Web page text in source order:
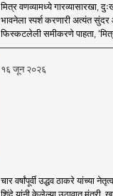
मित्र वणव्यामध्ये गारव्यासारखा,
भावनेला स्पर्श करणारी अत्यंत
फिस्कटलेली समीकरणे पाहता,
१६ जून २०२६
चार वर्षांपूर्वी उद्धव ठाकरे यांच्या